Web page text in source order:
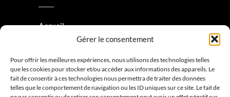
Gérer le consentement
Pour offrir les meilleures expériences, nous utilisons des technologies telles
que les cookies pour stocker et/ou accéder aux informations des appareils. Le
fait de consentir à ces technologies nous permettra de traiter des données
telles que le comportement de navigation ou les ID uniques sur ce site. Le fait de
Accueil
Condition générale de vente
Mentions légales